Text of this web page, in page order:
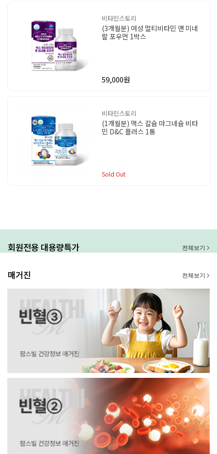
비타민스토리
(3개월분) 여성 멀티비타민 앤 미네
랄 포우먼 1박스
59,000원
비타민스토리
(1개월분) 맥스 칼슘 마그네슘 비타
민 D&C 플러스 1통
Sold Out
회원전용 대용량특가 전체보기
매거진 전체보기